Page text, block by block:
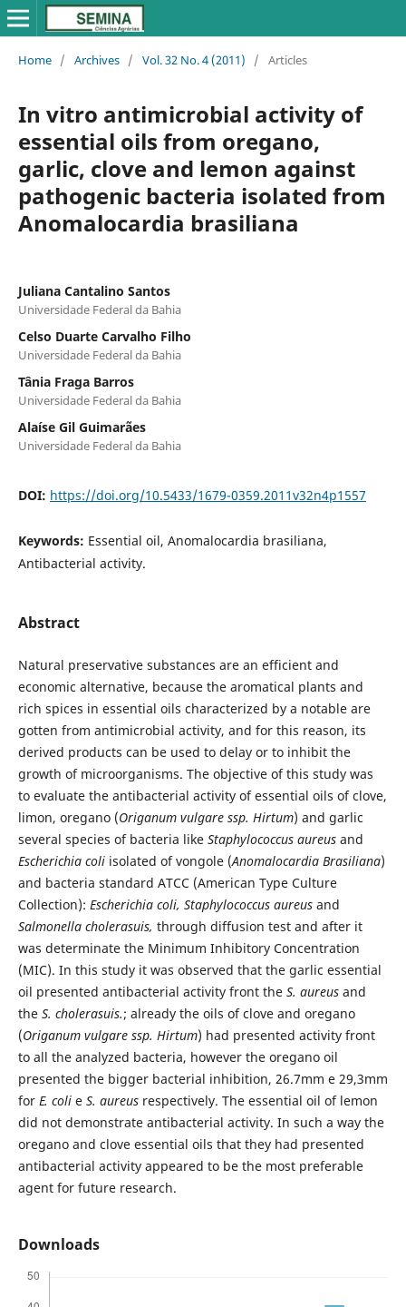
Home / Archives / Vol. 32 No. 4 (2011) / Articles
In vitro antimicrobial activity of
essential oils from oregano,
garlic, clove and lemon against
pathogenic bacteria isolated from
Anomalocardia brasiliana
Juliana Cantalino Santos
Universidade Federal da Bahia
Celso Duarte Carvalho Filho
Universidade Federal da Bahia
Tânia Fraga Barros
Universidade Federal da Bahia
Alaíse Gil Guimarães
Universidade Federal da Bahia
DOI: https://doi.org/10.5433/1679-0359.2011v32n4p1557
Keywords: Essential oil, Anomalocardia brasiliana,
Antibacterial activity.
Abstract
Natural preservative substances are an efficient and
economic alternative, because the aromatical plants and
rich spices in essential oils characterized by a notable are
gotten from antimicrobial activity, and for this reason, its
derived products can be used to delay or to inhibit the
growth of microorganisms. The objective of this study was
to evaluate the antibacterial activity of essential oils of clove,
limon, oregano (Origanum vulgare ssp. Hirtum) and garlic
several species of bacteria like Staphylococcus aureus and
Escherichia coli isolated of vongole (Anomalocardia Brasiliana)
and bacteria standard ATCC (American Type Culture
Collection): Escherichia coli, Staphylococcus aureus and
Salmonella cholerasuis, through diffusion test and after it
was determinate the Minimum Inhibitory Concentration
(MIC). In this study it was observed that the garlic essential
oil presented antibacterial activity front the S. aureus and
the S. cholerasuis.; already the oils of clove and oregano
(Origanum vulgare ssp. Hirtum) had presented activity front
to all the analyzed bacteria, however the oregano oil
presented the bigger bacterial inhibition, 26.7mm e 29,3mm
for E. coli e S. aureus respectively. The essential oil of lemon
did not demonstrate antibacterial activity. In such a way the
oregano and clove essential oils that they had presented
antibacterial activity appeared to be the most preferable
agent for future research.
Downloads